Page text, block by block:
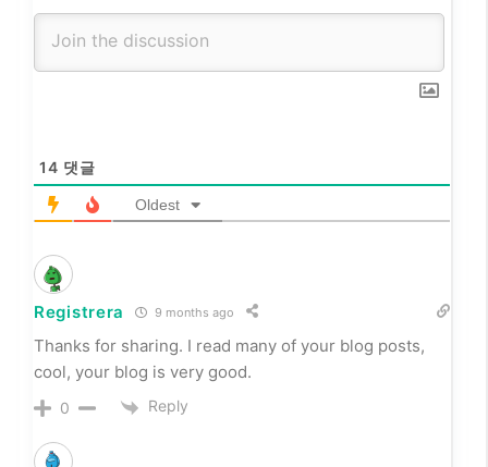
14 댓글
Oldest
Registrera 9 months ago
Thanks for sharing. I read many of your blog posts,
cool, your blog is very good.
0 Reply